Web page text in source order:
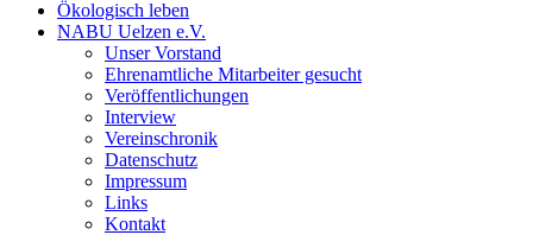
Ökologisch leben
NABU Uelzen e.V.
Unser Vorstand
Ehrenamtliche Mitarbeiter gesucht
Veröffentlichungen
Interview
Vereinschronik
Datenschutz
Impressum
Links
Kontakt